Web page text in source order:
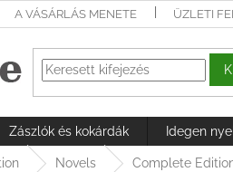
A VÁSÁRLÁS MENETE ÜZLETI
Zászlók és kokárdák Idegen
Novels Complete